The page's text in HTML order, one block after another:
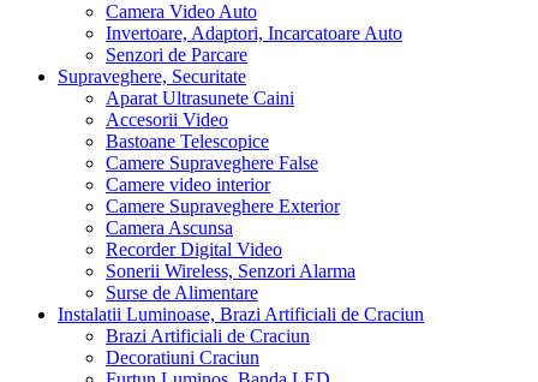
Camera Video Auto
Invertoare, Adaptori, Incarcatoare Auto
Senzori de Parcare
Supraveghere, Securitate
Aparat Ultrasunete Caini
Accesorii Video
Bastoane Telescopice
Camere Supraveghere False
Camere video interior
Camere Supraveghere Exterior
Camera Ascunsa
Recorder Digital Video
Sonerii Wireless, Senzori Alarma
Surse de Alimentare
Instalatii Luminoase, Brazi Artificiali de Craciun
Brazi Artificiali de Craciun
Decoratiuni Craciun